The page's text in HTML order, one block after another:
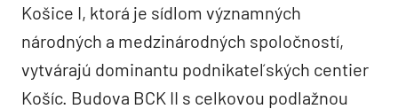
Košice I, ktorá je sídlom významných
národných a medzinárodných spoločností,
vytvárajú dominantu podnikateľských centier
Košíc. Budova BCK II s celkovou podlažnou